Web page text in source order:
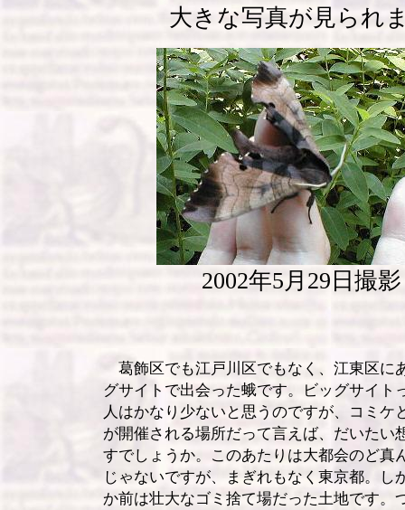
大きな写真が見られ
2002年5月29日撮影
葛飾区でも江戸川区でもなく、江東区に
グサイトで出会った蛾です。ビッグサイト
人はかなり少ないと思うのですが、コミケ
が開催される場所だって言えば、だいたい
すでしょうか。このあたりは大都会のど真
じゃないですが、まぎれもなく東京都。し
か前は壮大なゴミ捨て場だった土地です。